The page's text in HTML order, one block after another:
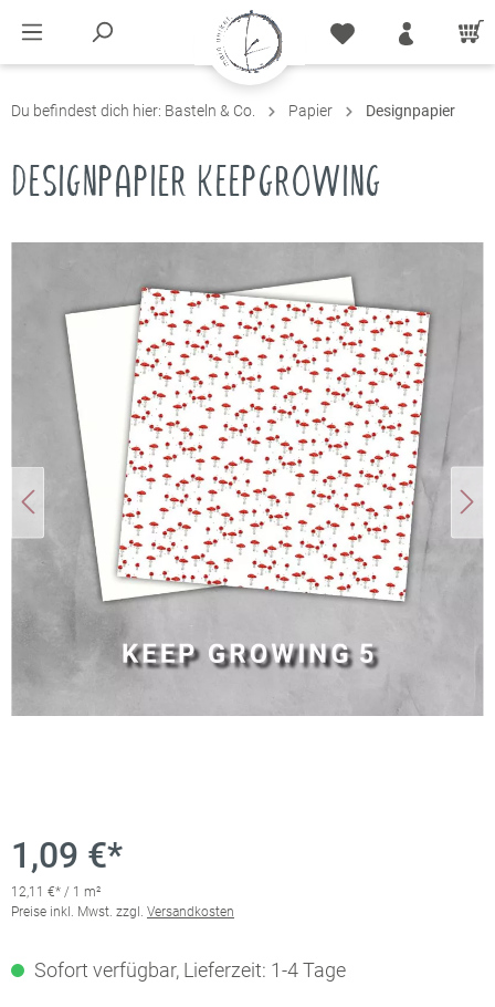
Du befindest dich hier: Basteln & Co. Papier Designpapier
DESIGNPAPIER KEEPGROWING
1,09 €*
12,11 €* / 1 m²
Preise inkl. Mwst. zzgl. Versandkosten
Sofort verfügbar, Lieferzeit: 1-4 Tage